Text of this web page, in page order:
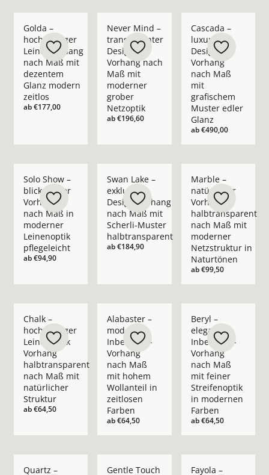
Golda –
hochwertiger
Leinenvorhang
nach Maß mit
dezentem
Glanz modern
zeitlos
ab€177,00
Never Mind –
transparenter
Design-
Vorhang nach
Maß mit
moderner
grober
Netzoptik
ab€196,60
Cascada –
luxuriöser
Design-
Vorhang
nach Maß
mit
grafischem
Muster edler
Glanz
ab€490,00
Solo Show –
blickdichter
Vorhang
nach Maß in
moderner
Leinenoptik
pflegeleicht
ab€94,90
Swan Lake –
exklusiver
Design-Vorhang
nach Maß mit
Scherli-Muster
halbtransparent
ab€184,90
Marble –
natürlicher
Vorhang
halbtransparent
nach Maß mit
moderner
Netzstruktur in
Naturtönen
ab€99,50
Chalk –
hochwertiger
Leinenoptik
Vorhang
halbtransparent
nach Maß mit
natürlicher
Struktur
ab€64,50
Alabaster –
moderner
Inbetween-
Vorhang
nach Maß
mit hohem
Wollanteil in
zeitlosen
Farben
ab€64,50
Beryl –
eleganter
Inbetween-
Vorhang
nach Maß
mit feiner
Streifenoptik
in modernen
Farben
ab€64,50
Quartz – Gentle Touch Fayola –